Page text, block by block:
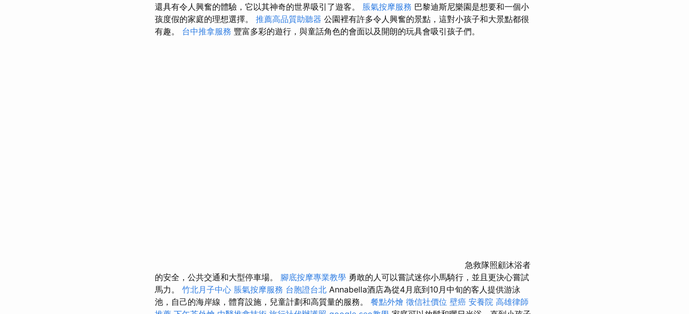
還具有令人興奮的體驗，它以其神奇的世界吸引了遊客。 脹氣按摩服務 巴黎迪斯尼樂園是想要和一個小
孩度假的家庭的理想選擇。 推薦高品質助聽器 公園裡有許多令人興奮的景點，這對小孩子和大景點都很
有趣。 台中推拿服務 豐富多彩的遊行，與童話角色的會面以及開朗的玩具會吸引孩子們。
急救隊照顧沐浴者
的安全，公共交通和大型停車場。 腳底按摩專業教學 勇敢的人可以嘗試迷你小馬騎行，並且更決心嘗試
馬力。 竹北月子中心 脹氣按摩服務 台胞證台北 Annabella酒店為從4月底到10月中旬的客人提供游泳
池，自己的海岸線，體育設施，兒童計劃和高質量的服務。 餐點外燴 徵信社價位 壁癌 安養院 高雄律師